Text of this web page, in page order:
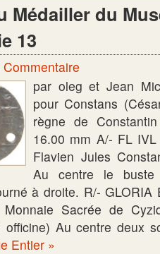
Médailler du
13
Commentaire
par oleg et Jean
pour Constans
règne de
16.00 mm A/- FL
Flavien Jules
Au centre le buste
à droite. R/- GLORIA
Sacrée de
officine) Au centre deux
Entier »